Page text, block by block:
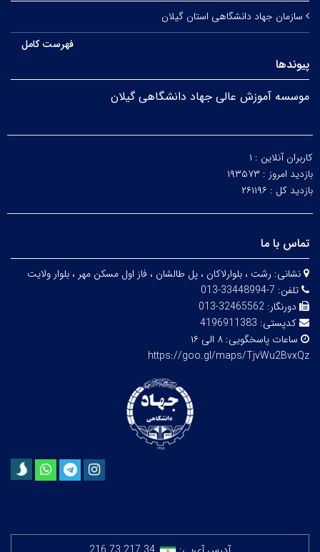
سازمان جهاد دانشگاهی استان گیلان
فهرست کامل
پیوندها
موسسه آموزش عالی جهاد دانشگاهی گیلان
کاربران آنلاین : ۱
بازدید امروز : ۱۹۳۵۷۳
بازدید کل : ۲۶۱۱۹۶
تماس با ما
نشانی: رشت ، بلوارلاکان ، پل طالشان ، فاز اول مسکن مهر ، بلوار ولایت
تلفن: 7-33448994-013
دورنگار: 32465562-013
کدپستی: 4196911383
ساعات پاسخگویی: ۸ الی ۱۶
https://goo.gl/maps/TjvWu2BvxQz